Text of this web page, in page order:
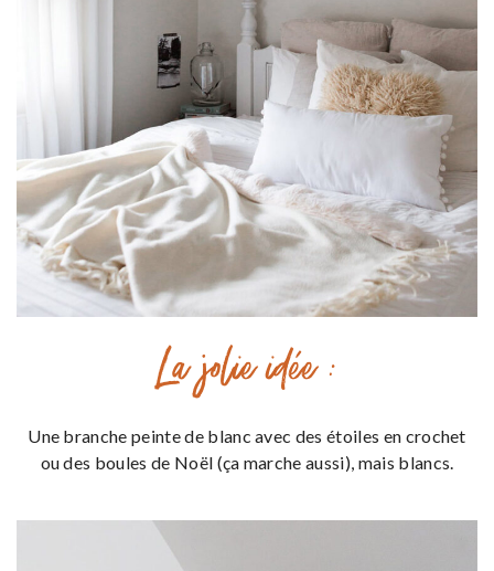
La jolie idée :
Une branche peinte de blanc avec des étoiles en crochet
ou des boules de Noël (ça marche aussi), mais blancs.